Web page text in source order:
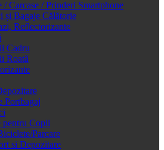
/ Carcase / Prinderi Smartphone
și Bagaje Călătorie
Reflectorizante
Cadru
Roată
Portbagaj
pentru Copii
Parcare
si Depozitare